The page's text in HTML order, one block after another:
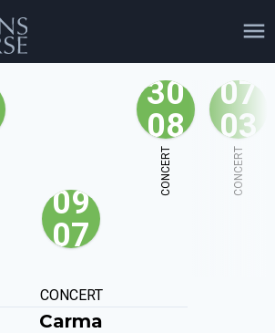
personnes shop
facebook
09
07
30
08
CONCERT
07
03
CONCERT
CONCERT
Carma